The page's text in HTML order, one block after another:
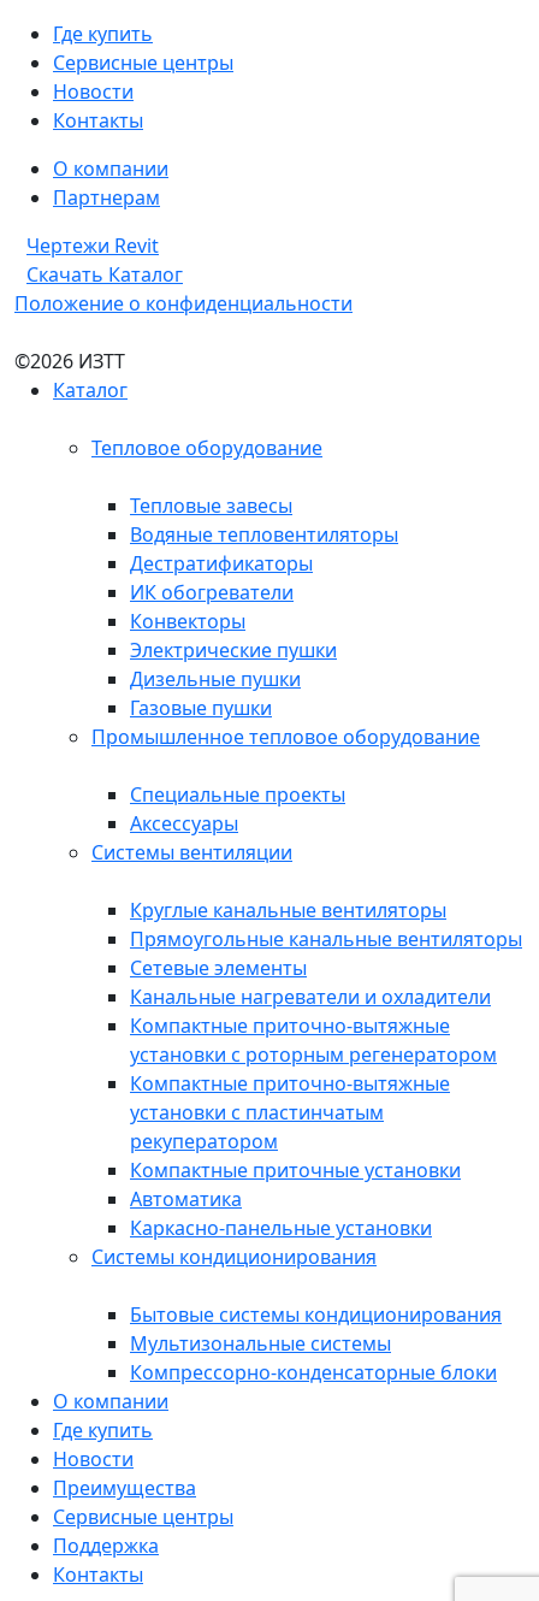
Где купить
Сервисные центры
Новости
Контакты
О компании
Партнерам
Чертежи Revit
Скачать Каталог
Положение о конфиденциальности
©2026 ИЗТТ
Каталог
Тепловое оборудование
Тепловые завесы
Водяные тепловентиляторы
Дестратификаторы
ИК обогреватели
Конвекторы
Электрические пушки
Дизельные пушки
Газовые пушки
Промышленное тепловое оборудование
Специальные проекты
Аксессуары
Системы вентиляции
Круглые канальные вентиляторы
Прямоугольные канальные вентиляторы
Сетевые элементы
Канальные нагреватели и охладители
Компактные приточно-вытяжные
установки с роторным регенератором
Компактные приточно-вытяжные
установки с пластинчатым
рекуператором
Компактные приточные установки
Автоматика
Каркасно-панельные установки
Системы кондиционирования
Бытовые системы кондиционирования
Мультизональные системы
Компрессорно-конденсаторные блоки
О компании
Где купить
Новости
Преимущества
Сервисные центры
Поддержка
Контакты